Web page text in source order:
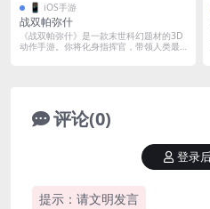
📱 iOS手游
战双帕弥什
《战双帕弥什》是一款末世科幻题材的3D
动作手游。你将化身指挥官，带领人类最
评论(0)
提示：请文明发言
登录